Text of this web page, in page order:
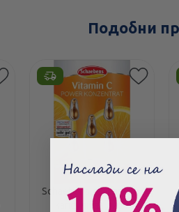
Подобни
Schaebens озаряващи
капсули за лице